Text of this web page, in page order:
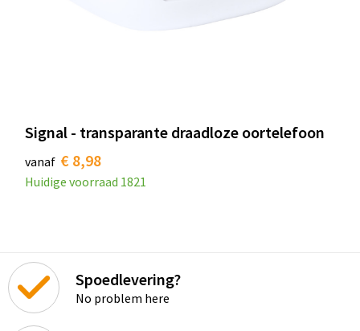
Signal - transparante draadloze oortelefoon
vanaf € 8,98
Huidige voorraad 1821
Spoedlevering?
No problem here